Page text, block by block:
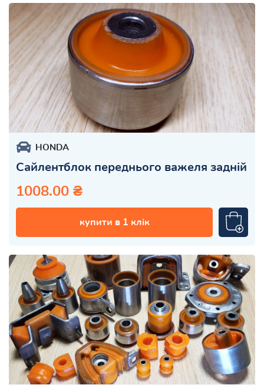
HONDA
Сайлентблок переднього важеля задній
1008.00 ₴
купити в 1 клік